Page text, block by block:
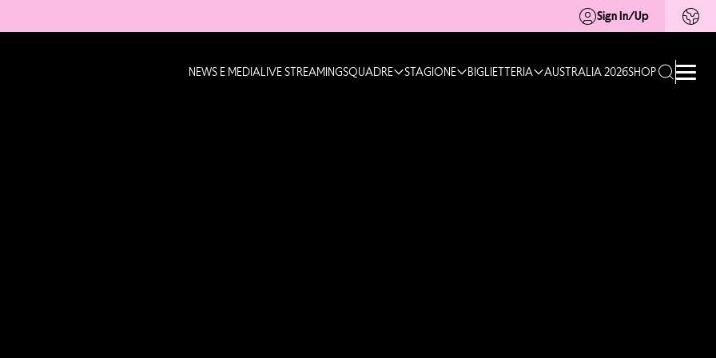
Sign In/Up
NEWS E MEDIALIVE STREAMINGSQUADRE STAGIONE BIGLIETTERIA AUSTRALIA 2026SHOP